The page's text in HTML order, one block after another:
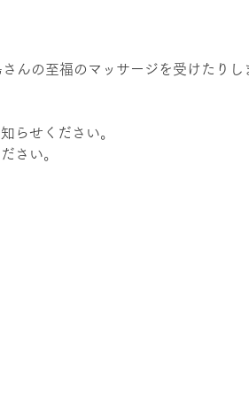
んの至福のマッサージを受けたりし
らせください。
さい。